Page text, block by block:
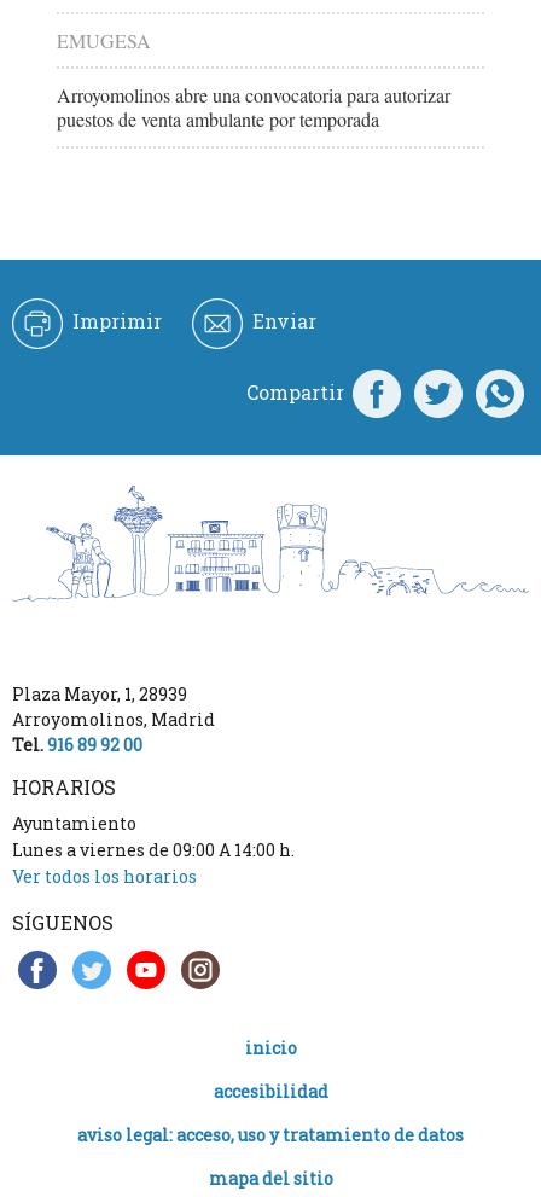
EMUGESA
Arroyomolinos abre una convocatoria para autorizar
puestos de venta ambulante por temporada
Imprimir Enviar
Compartir
Plaza Mayor, 1, 28939
Arroyomolinos, Madrid
Tel.916 89 92 00
HORARIOS
Ayuntamiento
Lunes a viernes de 09:00 A 14:00 h.
Ver todos los horarios
SÍGUENOS
inicio
accesibilidad
aviso legal: acceso, uso y tratamiento de datos
mapa del sitio